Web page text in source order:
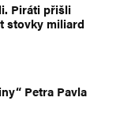
Piráti přišli
stovky miliard
Petra Pavla